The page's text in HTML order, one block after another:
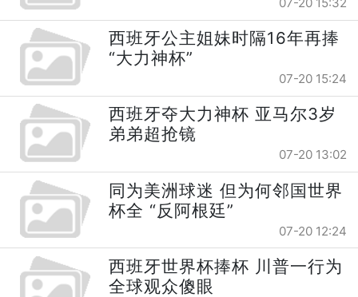
西班牙公主姐妹时隔16年再捧
“大力神杯”
07-20 15:24
西班牙夺大力神杯 亚马尔3岁
弟弟超抢镜
07-20 13:02
同为美洲球迷 但为何邻国世界
杯全 “反阿根廷”
07-20 12:24
西班牙世界杯捧杯 川普一行为
全球观众傻眼